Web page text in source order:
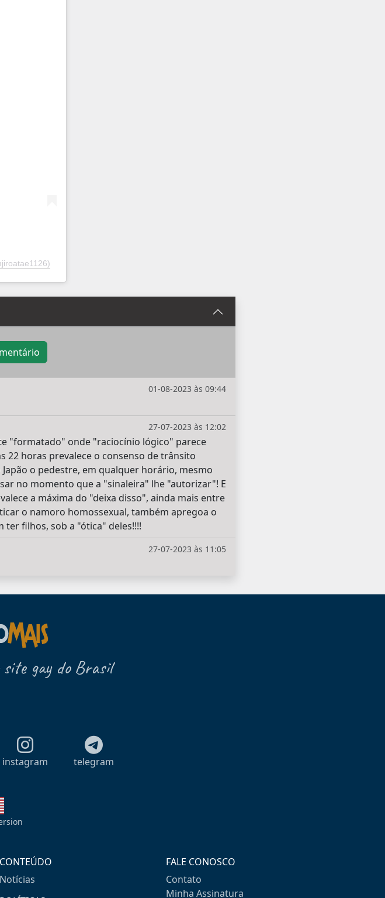
01-08-2023 às 09:44
27-07-2023 às 12:02
"formatado" onde "raciocínio lógico" parece
22 horas prevalece o consenso de trânsito
o pedestre, em qualquer horário, mesmo
no momento que a "sinaleira" lhe "autorizar"! E
a máxima do "deixa disso", ainda mais entre
o namoro homossexual, também apregoa o
filhos, sob a "ótica" deles!!!!
27-07-2023 às 11:05
gay do Brasil
instagram telegram
CONTEÚDO
Notícias
FALE CONOSCO
Contato
Minha Assinatura